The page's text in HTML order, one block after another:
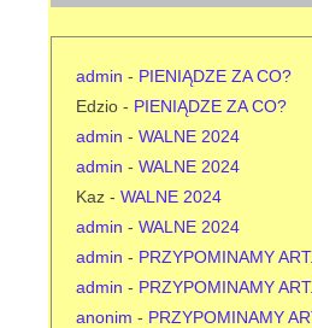
admin - PIENIĄDZE ZA CO?
Edzio - PIENIĄDZE ZA CO?
admin - WALNE 2024
admin - WALNE 2024
Kaz - WALNE 2024
admin - WALNE 2024
admin - PRZYPOMINAMY
admin - PRZYPOMINAMY
anonim - PRZYPOMINAMY